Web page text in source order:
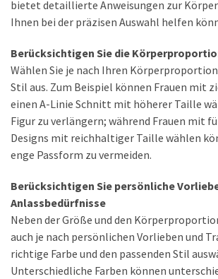
bietet detaillierte Anweisungen zur
Ihnen bei der präzisen Auswahl helfen
Berücksichtigen Sie die
Wählen Sie je nach Ihren
Stil aus. Zum Beispiel können Frauen mit
einen A-Linie Schnitt mit höherer Taille
Figur zu verlängern; während Frauen mit
Designs mit reichhaltiger Taille wählen
enge Passform zu vermeiden.
Berücksichtigen Sie persönliche
Anlassbedürfnisse
Neben der Größe und den
auch je nach persönlichen Vorlieben und
richtige Farbe und den passenden Stil
Unterschiedliche Farben können